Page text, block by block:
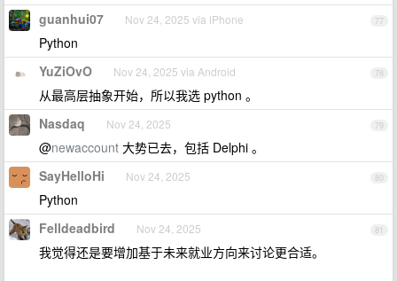
77
guanhui07 Nov 24, 2025 via iPhone
Python
78
YuZiOvO Nov 24, 2025 via Android
从最高层抽象开始，所以我选 python 。
79
Nasdaq Nov 24, 2025
@newaccount 大势已去，包括 Delphi 。
80
SayHelloHi Nov 24, 2025
Python
81
Felldeadbird Nov 24, 2025
我觉得还是要增加基于未来就业方向来讨论更合适。